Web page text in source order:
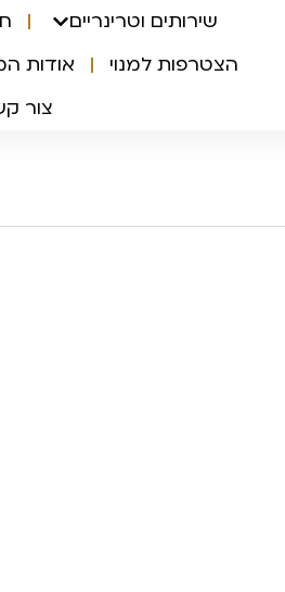
שירותים וטרינריים
הצטרפות למנוי
אודות
צור